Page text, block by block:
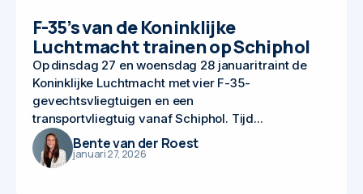
F-35’s van de Koninklijke
Luchtmacht trainen op Schiphol
Op dinsdag 27 en woensdag 28 januari traint de
Koninklijke Luchtmacht met vier F-35-
gevechtsvliegtuigen en een
transportvliegtuig vanaf Schiphol. Tijd...
Bente van der Roest
januari 27, 2026